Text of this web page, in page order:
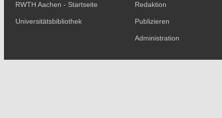
RWTH Aachen - Startseite
Universitätsbibliothek
Redaktion
Publizieren
Administration